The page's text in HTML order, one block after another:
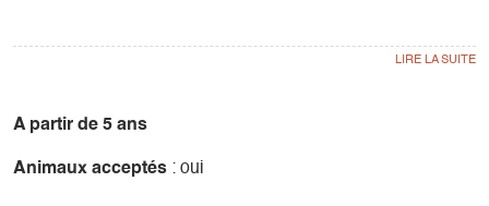
Chorégraphies et témoignages sont au rendez-vous! A
-Pour toute la famille.
A partir de 5 ans
Animaux acceptés : oui